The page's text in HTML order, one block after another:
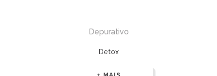
Depurativo
Detox